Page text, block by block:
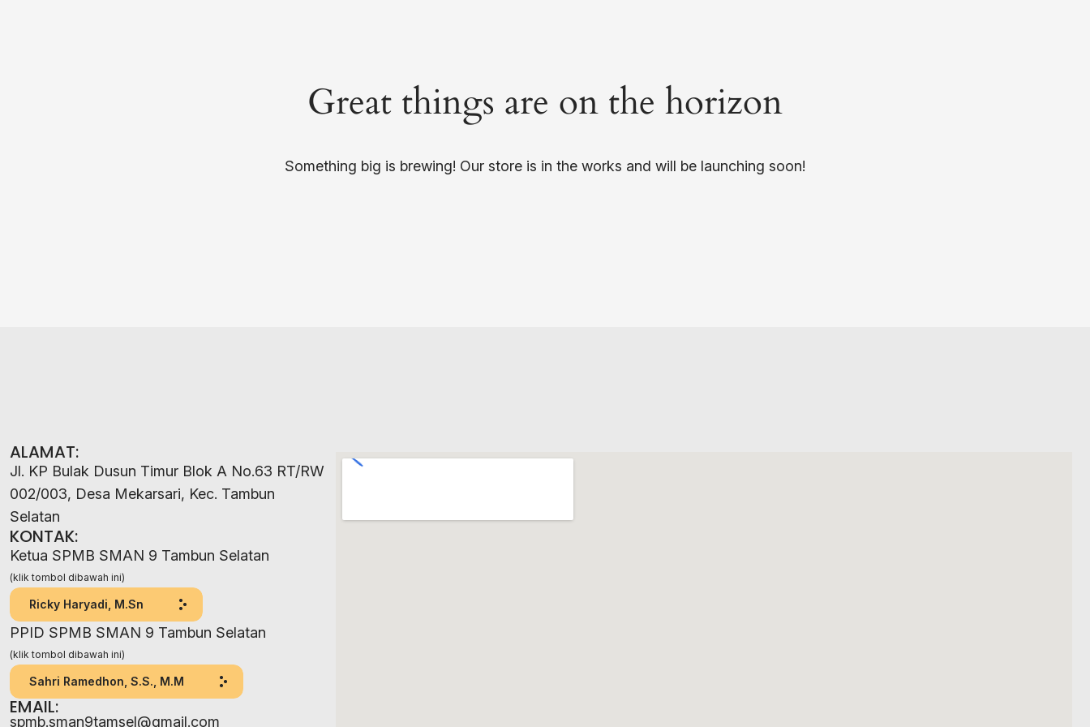
Great things are on the horizon
Something big is brewing! Our store is in the works and will be launching soon!
ALAMAT:
Jl. KP Bulak Dusun Timur Blok A No.63 RT/RW
002/003, Desa Mekarsari, Kec. Tambun
Selatan
KONTAK:
Ketua SPMB SMAN 9 Tambun Selatan
(klik tombol dibawah ini)
Ricky Haryadi, M.Sn
PPID SPMB SMAN 9 Tambun Selatan
(klik tombol dibawah ini)
Sahri Ramedhon, S.S., M.M
EMAIL:
spmb.sman9tamsel@gmail.com